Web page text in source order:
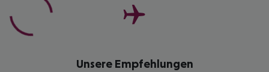
Unsere Empfehlungen